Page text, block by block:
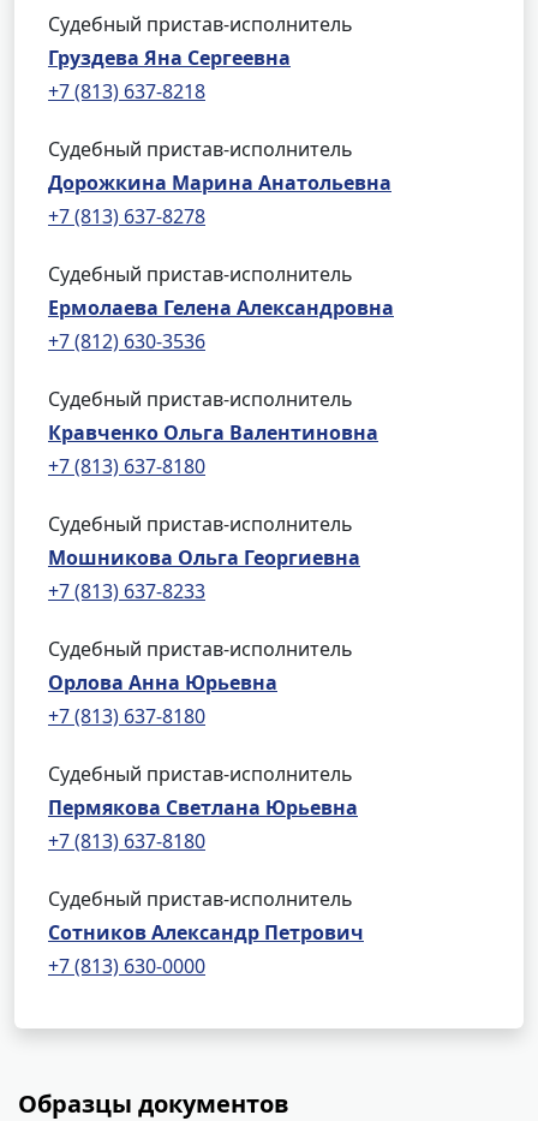
Судебный пристав-исполнитель
Груздева Яна Сергеевна
+7 (813) 637-8218
Судебный пристав-исполнитель
Дорожкина Марина Анатольевна
+7 (813) 637-8278
Судебный пристав-исполнитель
Ермолаева Гелена Александровна
+7 (812) 630-3536
Судебный пристав-исполнитель
Кравченко Ольга Валентиновна
+7 (813) 637-8180
Судебный пристав-исполнитель
Мошникова Ольга Георгиевна
+7 (813) 637-8233
Судебный пристав-исполнитель
Орлова Анна Юрьевна
+7 (813) 637-8180
Судебный пристав-исполнитель
Пермякова Светлана Юрьевна
+7 (813) 637-8180
Судебный пристав-исполнитель
Сотников Александр Петрович
+7 (813) 630-0000
Образцы документов